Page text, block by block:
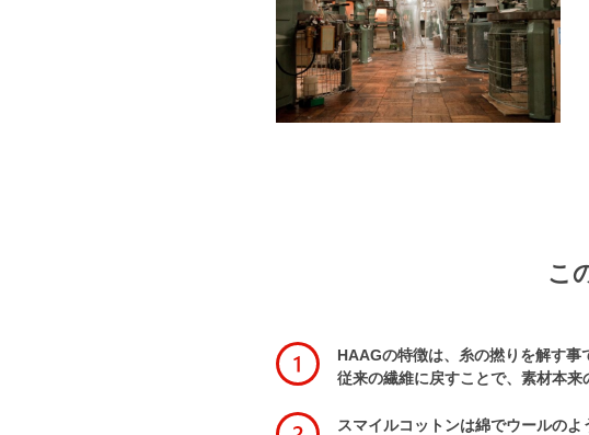
こ
HAAGの特徴は、糸の撚りを解す事
従来の繊維に戻すことで、素材本来
スマイルコットンは綿でウールの